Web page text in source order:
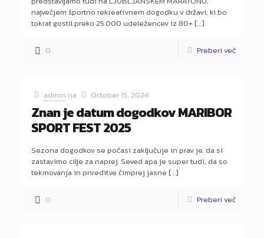
največjem športno rekreativnem dogodku v državi, ki bo
tokrat gostil preko 25.000 udeležencev iz 80+ […]
0 Preberi več
admin na October 15, 2024
Znan je datum dogodkov MARIBOR
SPORT FEST 2025
Sezona dogodkov se počasi zaključuje in prav je, da si
zastavimo cilje za naprej. Seved apa je super tudi, da so
tekmovanja in prireditve čimprej jasne […]
0 Preberi več